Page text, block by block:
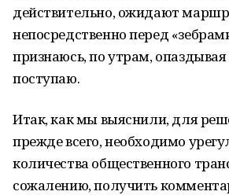
действительно, ожидают
непосредственно перед
признаюсь, по утрам, опаздывая
поступаю.
Итак, как мы выяснили, для
прежде всего, необходимо
количества общественного
сожалению, получить